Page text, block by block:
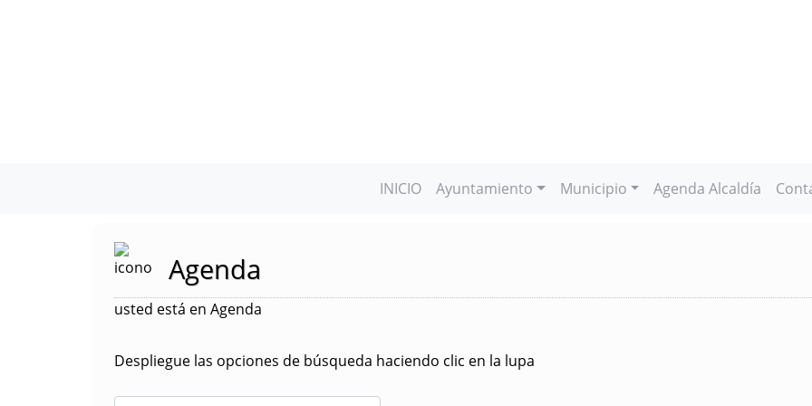
INICIO Ayuntamiento Municipio Agenda Alcaldía
Agenda
usted está en Agenda
Despliegue las opciones de búsqueda haciendo clic en la lupa